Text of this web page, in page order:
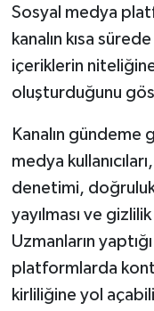
Sosyal medya
kanalın kısa
içeriklerin
oluşturduğunu
Kanalın gündeme
medya
denetimi, doğruluk
yayılması ve
Uzmanların
platformlarda
kirliliğine yol